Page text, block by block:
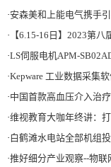
·安森美和上能电气携手引领可持续能源应用
· 【6.15-16日】2023第
·LS伺服电机APM-
·Kepware 工业数据采集
·中国首款高血压介入治
·维视教育大咖年终讲：
·白鹤滩水电站全部机组投产发电 世界最大清洁
·推好细分产业观察--物联网：2026年中国